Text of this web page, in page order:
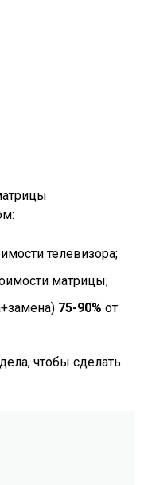
телевизора;
матрицы;
75-90% от
чтобы сделать